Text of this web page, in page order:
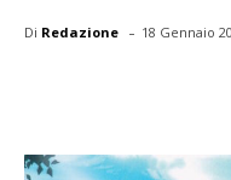
Di Redazione - 18 Gennaio